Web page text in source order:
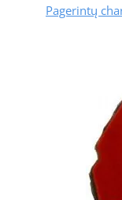
Pagerintų